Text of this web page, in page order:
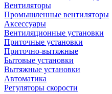
Вентиляторы
Промышленные вентиляторы
Аксессуары
Вентиляционные установки
Приточные установки
Приточно-вытяжные
Бытовые установки
Вытяжные установки
Автоматика
Регуляторы скорости